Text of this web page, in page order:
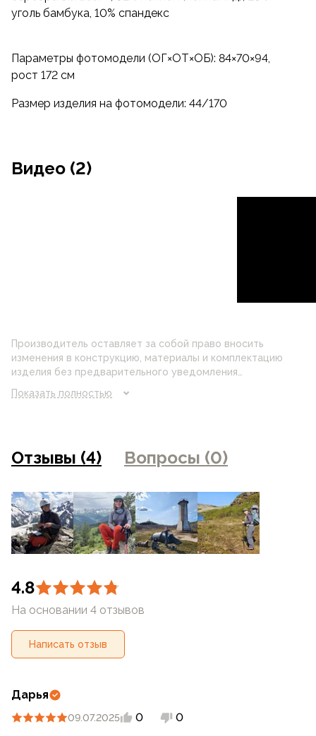
Видео (2)
уголь бамбука, 10% спандекс
Параметры фотомодели (ОГ×ОТ×ОБ): 84×70×94,
рост 172 см
Размер изделия на фотомодели: 44/170
Производитель оставляет за собой право вносить
изменения в конструкцию, материалы и комплектацию
изделия без предварительного уведомления
отличаться от реального цвета товара, что связано с
магазинах
Показать полностью
Отзывы (4) Вопросы (0)
4.8
На основании 4 отзывов
Написать отзыв
Дарья
09.07.2025 0 0